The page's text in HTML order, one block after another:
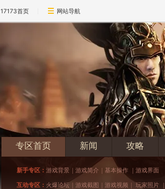
17173首页 网站导航
专区首页 新闻 攻略
新手专区： 游戏背景 游戏简介 基本操作 游戏界面
互动专区： 火爆论坛 游戏截图 游戏视频 玩家照片